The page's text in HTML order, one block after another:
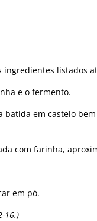
ingredientes listados
e o fermento.
em castelo
com farinha,
em pó.
16.)